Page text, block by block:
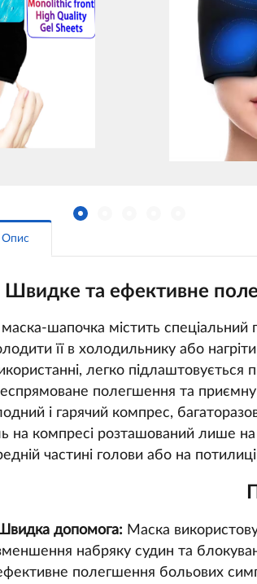
Опис
Швидке та ефективне
шапочка містить спеціальний
її в холодильнику або
легко
полегшення та
і гарячий компрес,
на компресі розташований лише
частині голови або на
допомога: Маска
набряку судин та
полегшення больових